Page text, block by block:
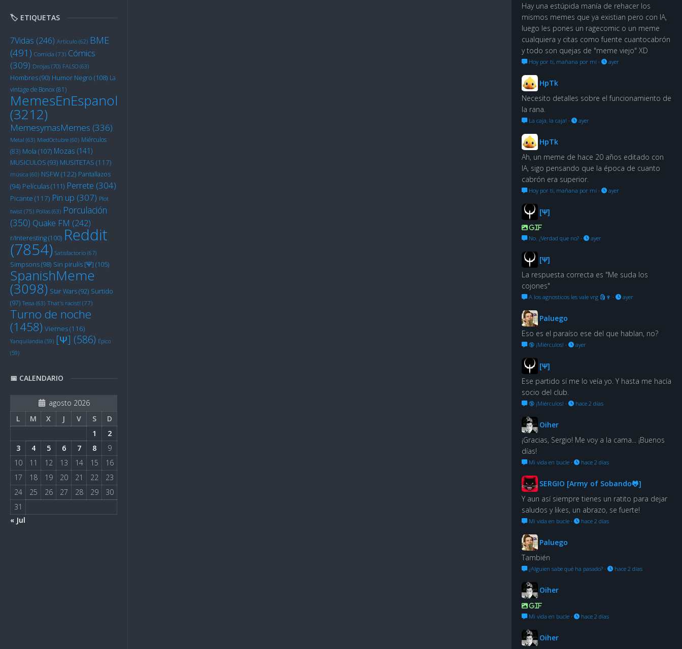
🏷️ ETIQUETAS
7Vidas (246) Artículo (62) BME
(491) Comida (73) Cómics
(309) Drojas (70) FALSO (63)
Hombres(90) Humor Negro (108) La
vintage de Bonox(81)
MemesEnEspanol
(3212)
MemesymasMemes (336)
Metal (63) MiedOctubre (60) Miérculos
(83) Mola (107) Mozas (141)
MUSICULOS (93) MUSITETAS (117)
música (60) NSFW(122) Pantallazos
(94) Películas(111) Perrete (304)
Picante (117) Pin up (307) Plot
twist (75) Pollas (63) Porculación
(350) Quake FM (242)
r/Interesting(100) Reddit
(7854) Satisfactorio (67)
Simpsons(98) Sin pirulís [Ψ] (105)
SpanishMeme
(3098) Star Wars(92) Surtido
(97) Tessa (63) That's racist! (77)
Turno de noche
(1458) Viernes(116)
Yanquilandia (59) [Ψ] (586) Épico
(59)
📅 CALENDARIO
agosto 2026
L
M X J V S
D
1
2
3
4 5 6 7 8
9
10
11 12 13 14 15
16
17
18 19 20 21 22
23
24
25 26 27 28 29
30
31
« Jul
Hay una estúpida manía de rehacer los
mismos memes que ya existian pero con IA,
luego les pones un ragecomic o un meme
cualquiera y citas como fuente cuantocabrón
y todo son quejas de "meme viejo" XD
Hoy por ti, mañana por mí · ayer
HpTk
Necesito detalles sobre el funcionamiento de
la rana.
La caja, la caja! · ayer
HpTk
Ah, un meme de hace 20 años editado con
IA, sigo pensando que la época de cuanto
cabrón era superior.
Hoy por ti, mañana por mí · ayer
[Ψ]
GIF
No. ¿Verdad que no? · ayer
[Ψ]
La respuesta correcta es "Me suda los
cojones"
A los agnosticos les vale vrg 🗿🍷 · ayer
Paluego
Eso es el paraíso ese del que hablan, no?
🔞 ¡Miérculos! · ayer
[Ψ]
Ese partido sí me lo veía yo. Y hasta me hacía
socio del club.
🔞 ¡Miérculos! · hace 2 días
Oiher
¡Gracias, Sergio! Me voy a la cama... ¡Buenos
días!
Mi vida en bucle · hace 2 días
SERGIO [Army of Sobando🐸]
Y aun así siempre tienes un ratito para dejar
saludos y likes, un abrazo, se fuerte!
Mi vida en bucle · hace 2 días
Paluego
También
¿Alguien sabe qué ha pasado? · hace 2 días
Oiher
GIF
Mi vida en bucle · hace 2 días
Oiher